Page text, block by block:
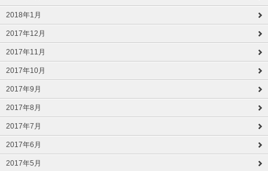
2018年1月
2017年12月
2017年11月
2017年10月
2017年9月
2017年8月
2017年7月
2017年6月
2017年5月